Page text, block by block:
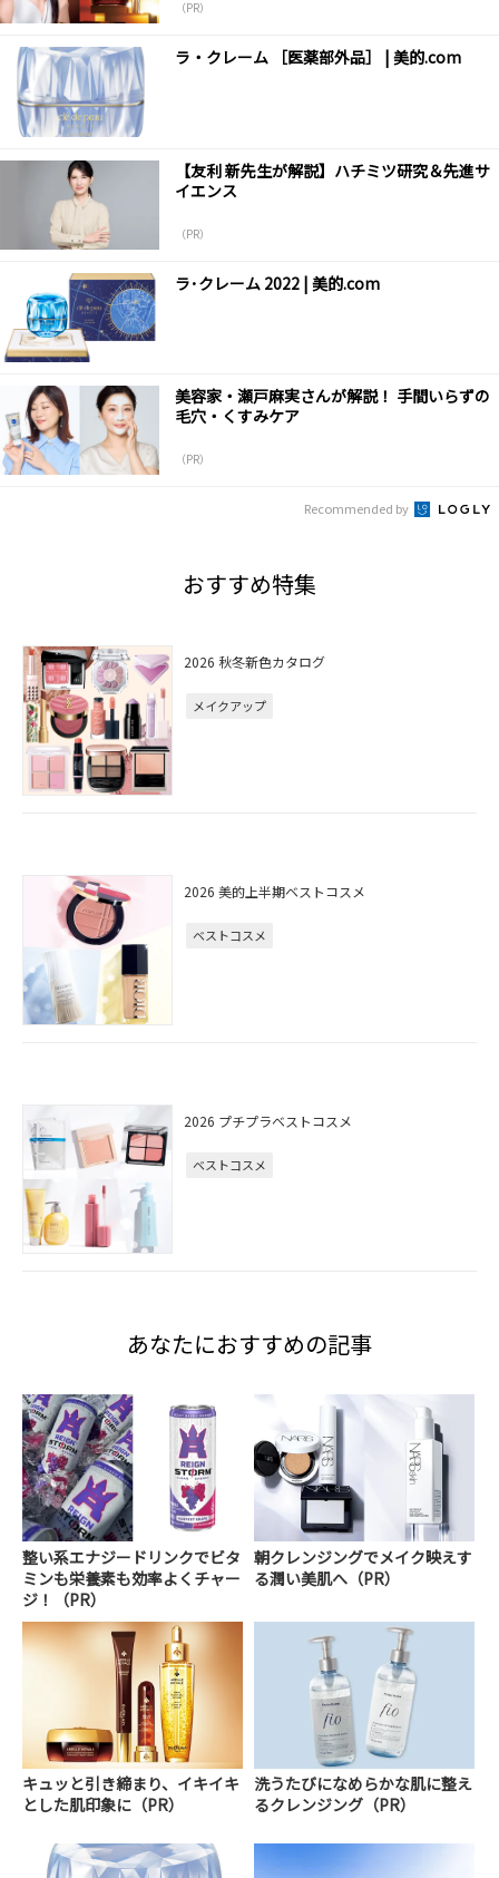
（PR）
ラ・クレーム ［医薬部外品］ | 美的.com
【友利 新先生が解説】ハチミツ研究＆先進サ
イエンス
（PR）
ラ･クレーム 2022 | 美的.com
美容家・瀬戸麻実さんが解説！ 手間いらずの
毛穴・くすみケア
（PR）
Recommended by
おすすめ特集
2026 秋冬新色カタログ
メイクアップ
2026 美的上半期ベストコスメ
ベストコスメ
2026 プチプラベストコスメ
ベストコスメ
あなたにおすすめの記事
整い系エナジードリンクでビタ
ミンも栄養素も効率よくチャー
ジ！（PR）
朝クレンジングでメイク映えす
る潤い美肌へ（PR）
キュッと引き締まり、イキイキ
とした肌印象に（PR）
洗うたびになめらかな肌に整え
るクレンジング（PR）